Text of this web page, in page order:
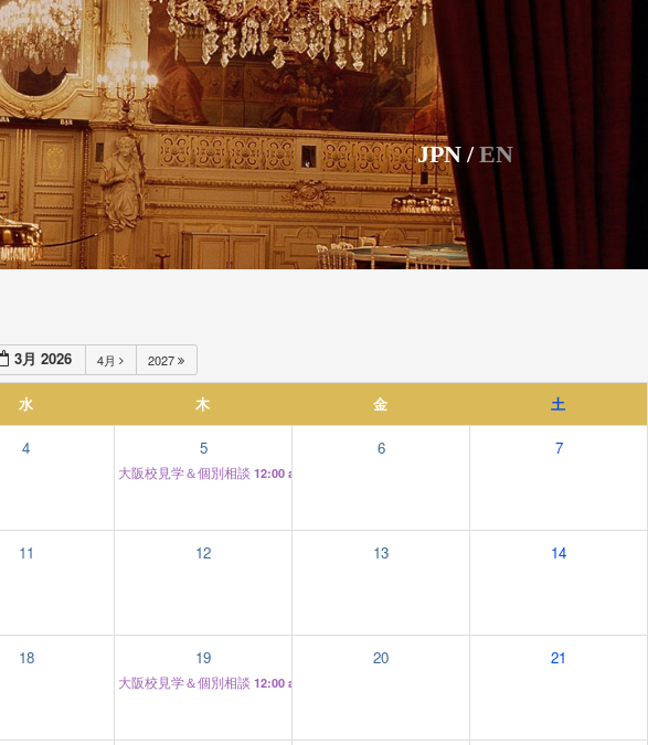
JPN / EN
3月 2026 4月 2027
水 木 金 土
4 5
大阪校見学＆個別相談 12:00 am
6 7
11 12 13 14
18 19
大阪校見学＆個別相談 12:00 am
20 21